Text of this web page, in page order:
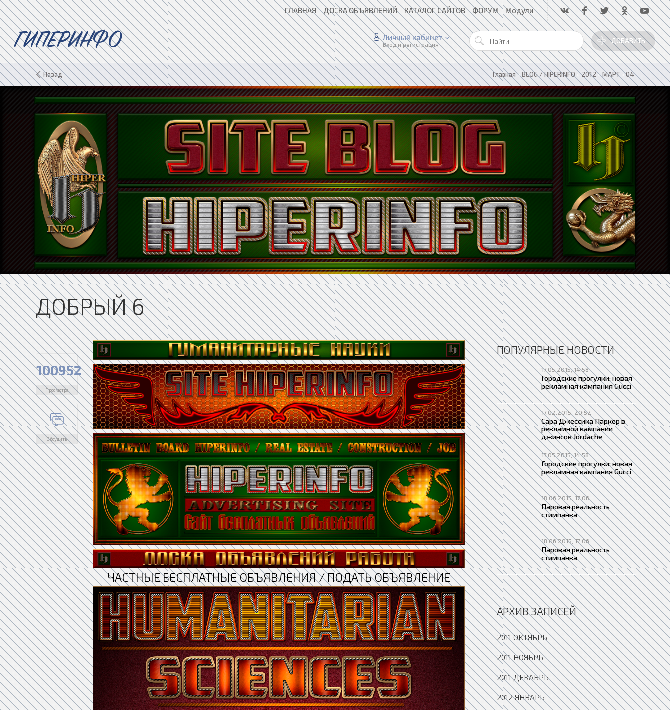
ГЛАВНАЯ ДОСКА ОБЪЯВЛЕНИЙ КАТАЛОГ САЙТОВ ФОРУМ Модули
ГИПЕРИНФО ДОБАВИТЬ
Личный кабинет
Вход и регистрация
Назад Главная»BLOG / HIPERINFO»2012»МАРТ»04
ДОБРЫЙ 6
100952
Просмотра
Обсудить
ЧАСТНЫЕ БЕСПЛАТНЫЕ ОБЪЯВЛЕНИЯ / ПОДАТЬ ОБЪЯВЛЕНИЕ
ПОПУЛЯРНЫЕ НОВОСТИ
17.05.2015, 14:58
Городские прогулки: новая
рекламная кампания Gucci
17.02.2015, 20:52
Сара Джессика Паркер в
рекламной кампании
джинсов Jordache
17.05.2015, 14:58
Городские прогулки: новая
рекламная кампания Gucci
18.06.2015, 17:06
Паровая реальность
стимпанка
18.06.2015, 17:06
Паровая реальность
стимпанка
АРХИВ ЗАПИСЕЙ
2011 ОКТЯБРЬ
2011 НОЯБРЬ
2011 ДЕКАБРЬ
2012 ЯНВАРЬ